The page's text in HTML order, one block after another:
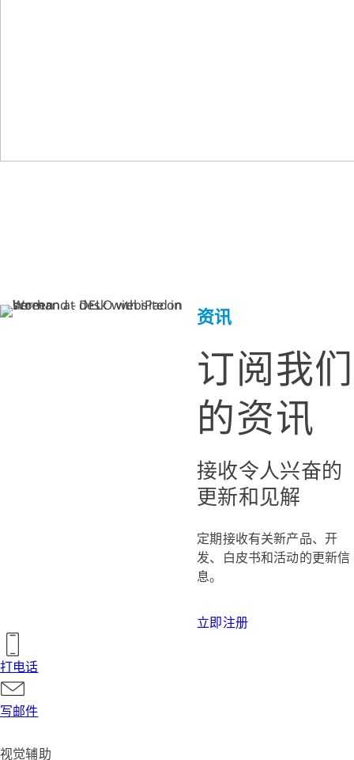
资讯
订阅我们
的资讯
接收令人兴奋的
更新和见解
定期接收有关新产品、开
发、白皮书和活动的更新信
息。
立即注册
打电话
写邮件
视觉辅助